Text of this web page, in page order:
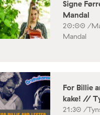
Signe
Mandal
20:00 /
Mandal
For Billie
kake! //
21:30 /